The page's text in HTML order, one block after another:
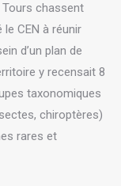
chassent
CEN à réunir
d’un plan de
y recensait 8
taxonomiques
chiroptères)
rares et